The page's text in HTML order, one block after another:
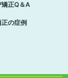
正Q＆A
の症例